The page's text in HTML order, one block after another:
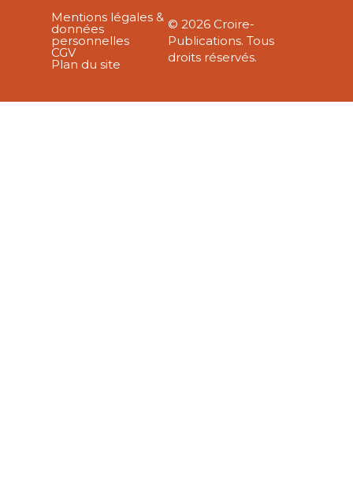
Mentions légales &
données
personnelles
CGV
Plan du site
© 2026 Croire-
Publications. Tous
droits réservés.